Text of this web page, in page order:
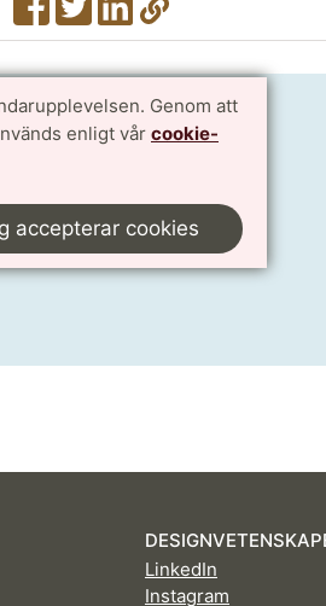
Genom att
enligt vår cookie-
accepterar cookies
LinkedIn
Instagram